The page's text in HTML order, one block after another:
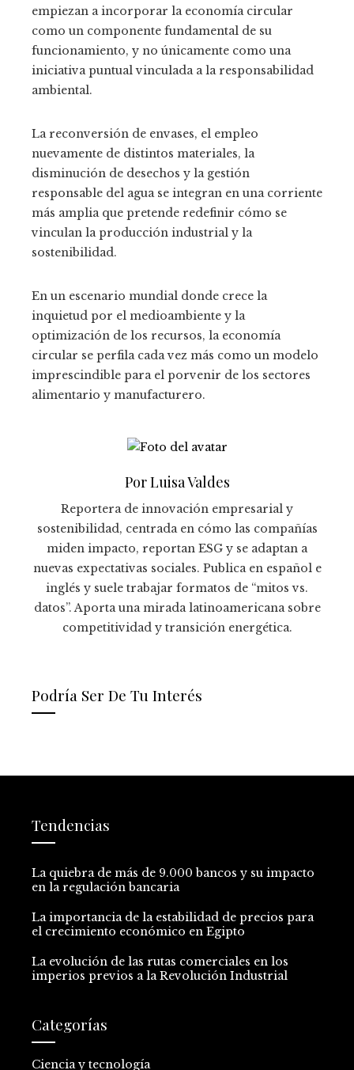
empiezan a incorporar la economía circular
como un componente fundamental de su
funcionamiento, y no únicamente como una
iniciativa puntual vinculada a la responsabilidad
ambiental.
La reconversión de envases, el empleo
nuevamente de distintos materiales, la
disminución de desechos y la gestión
responsable del agua se integran en una corriente
más amplia que pretende redefinir cómo se
vinculan la producción industrial y la
sostenibilidad.
En un escenario mundial donde crece la
inquietud por el medioambiente y la
optimización de los recursos, la economía
circular se perfila cada vez más como un modelo
imprescindible para el porvenir de los sectores
alimentario y manufacturero.
Por Luisa Valdes
Reportera de innovación empresarial y
sostenibilidad, centrada en cómo las compañías
miden impacto, reportan ESG y se adaptan a
nuevas expectativas sociales. Publica en español e
inglés y suele trabajar formatos de “mitos vs.
datos”. Aporta una mirada latinoamericana sobre
competitividad y transición energética.
Podría Ser De Tu Interés
Tendencias
La quiebra de más de 9.000 bancos y su impacto
en la regulación bancaria
La importancia de la estabilidad de precios para
el crecimiento económico en Egipto
La evolución de las rutas comerciales en los
imperios previos a la Revolución Industrial
Categorías
Ciencia y tecnología